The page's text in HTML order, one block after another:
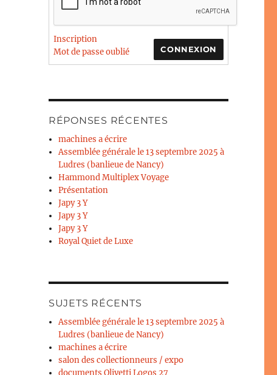
CONNEXION
Inscription
Mot de passe oublié
RÉPONSES RÉCENTES
machines a écrire
Assemblée générale le 13 septembre 2025 à
Ludres (banlieue de Nancy)
Hammond Multiplex Voyage
Présentation
Japy 3 Y
Japy 3 Y
Japy 3 Y
Royal Quiet de Luxe
SUJETS RÉCENTS
Assemblée générale le 13 septembre 2025 à
Ludres (banlieue de Nancy)
machines a écrire
salon des collectionneurs / expo
documents Olivetti Logos 27